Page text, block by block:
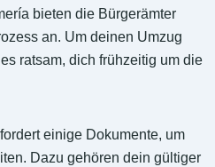
bieten die Bürgerämter
an. Um deinen Umzug
ratsam, dich frühzeitig um die
einige Dokumente, um
Dazu gehören dein gültiger